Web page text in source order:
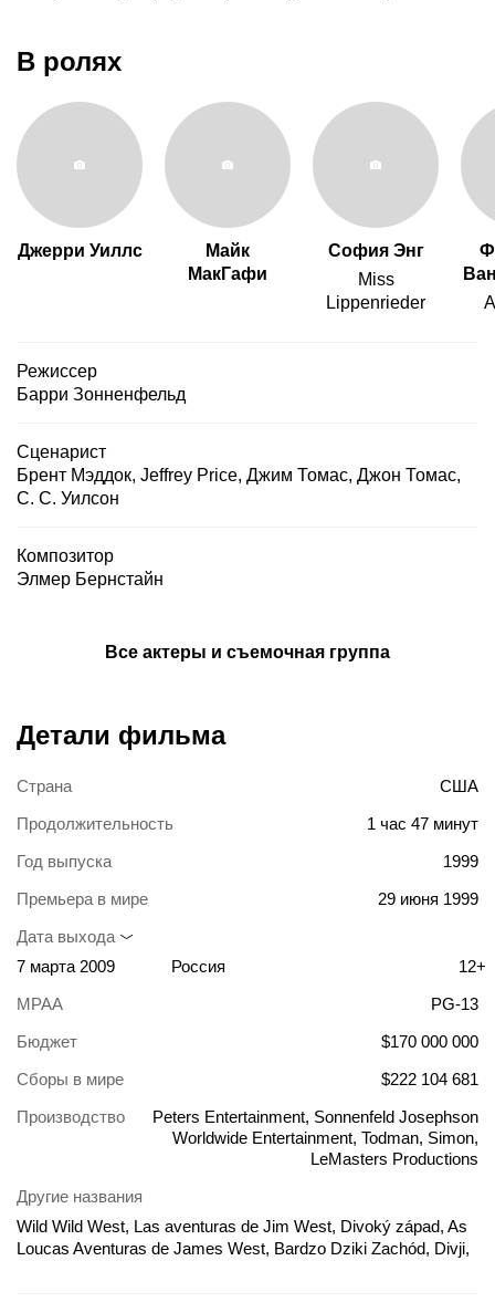
Один из суперагентов — лихой и обаятельный
чернокожий стрелок Джим Уэст, а другой — Артемус
Гордон, белый джентльмен с манерами англичанина. На
их стороне и знойная красотка Рита, плененная
гигантским механическим пауком.
В ролях
Джерри Уиллс
Майк
МакГафи
София Энг
Miss
Lippenrieder
Режиссер
Барри Зонненфельд
Сценарист
Брент Мэддок, Jeffrey Price, Джим Томас, Джон Томас,
С. С. Уилсон
Композитор
Элмер Бернстайн
Все актеры и съемочная группа
Детали фильма
Страна
США
Продолжительность
1 час 47 минут
Год выпуска
1999
Премьера в мире
29 июня 1999
Дата выхода
7 марта 2009
Россия
12+
MPAA
PG-13
Бюджет
$170 000 000
Сборы в мире
$222 104 681
Производство
Peters Entertainment, Sonnenfeld Josephson
Worldwide Entertainment, Todman, Simon,
LeMasters Productions
Другие названия
Wild Wild West, Las aventuras de Jim West, Divoký západ, As
Loucas Aventuras de James West, Bardzo Dziki Zachód, Divji,